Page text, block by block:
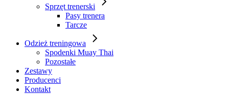
Sprzęt trenerski
Pasy trenera
Tarcze
Odzież treningowa
Spodenki Muay Thai
Pozostałe
Zestawy
Producenci
Kontakt